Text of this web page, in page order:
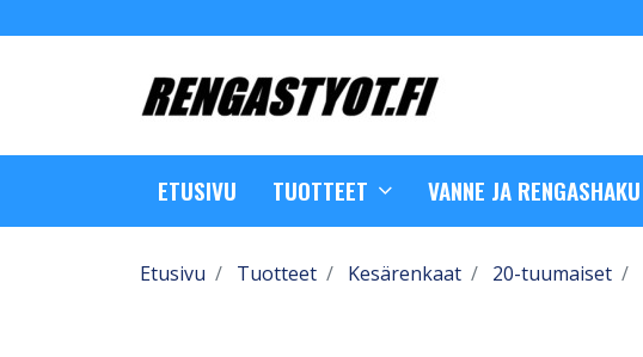
ETUSIVU TUOTTEET VANNE JA RENGASHAKU
Etusivu Tuotteet Kesärenkaat 20-tuumaiset